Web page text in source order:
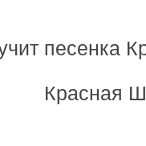
песенка
Красная